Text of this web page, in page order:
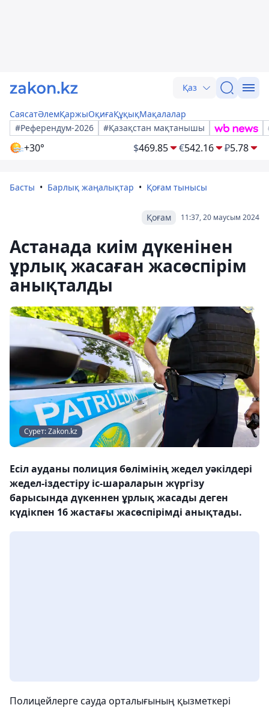
Қаз
СаясатӘлемҚаржыОқиғаҚұқықМақалалар
#Референдум-2026
#Қазақстан мақтанышы
+30° $469.85 €542.16 ₽5.78
Басты Барлық жаңалықтар Қоғам тынысы
11:37, 20 маусым 2024
Қоғам
Астанада киім дүкенінен
ұрлық жасаған жасөспірім
анықталды
Сурет: Zakon.kz
Есіл ауданы полиция бөлімінің жедел уәкілдері
жедел-іздестіру іс-шараларын жүргізу
барысында дүкеннен ұрлық жасады деген
күдікпен 16 жастағы жасөспірімді анықтады.
Полицейлерге сауда орталығының қызметкері